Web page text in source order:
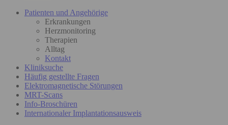
Patienten und Angehörige
Erkrankungen
Herzmonitoring
Therapien
Alltag
Kontakt
Kliniksuche
Häufig gestellte Fragen
Elektromagnetische Störungen
MRT-Scans
Info-Broschüren
Internationaler Implantationsausweis